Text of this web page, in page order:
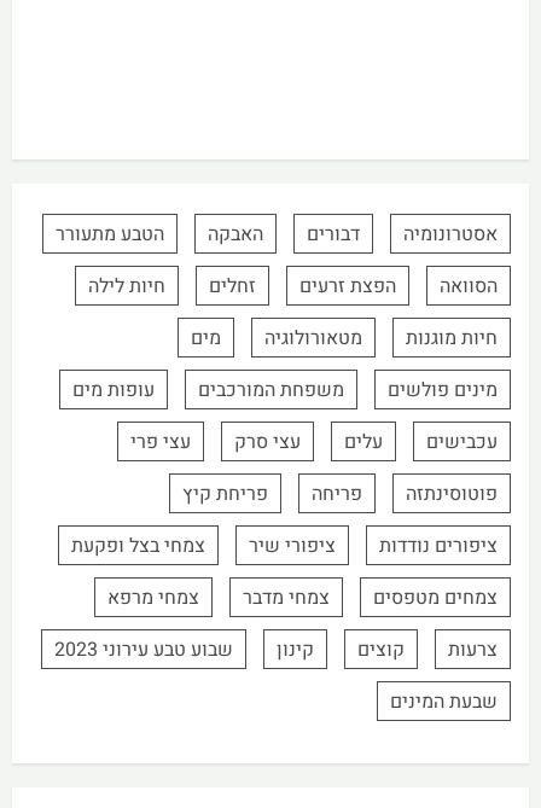
אסטרונומיה דבורים האבקה
הטבע מתעורר
הסוואה
הפצת זרעים זחלים
חיות לילה
חיות מוגנות
מטאורולוגיה
מים
מינים פולשים
משפחת המורכבים
עופות מים
עכבישים
עלים עצי סרק
עצי פרי
פוטוסינתזה
פריחה
פריחת קיץ
ציפורים נודדות
ציפורי שיר
צמחי בצל ופקעת
צמחים מטפסים
צמחי מדבר
צמחי מרפא
צרעות
קוצים קינון
שבוע טבע עירוני 2023
שבעת המינים